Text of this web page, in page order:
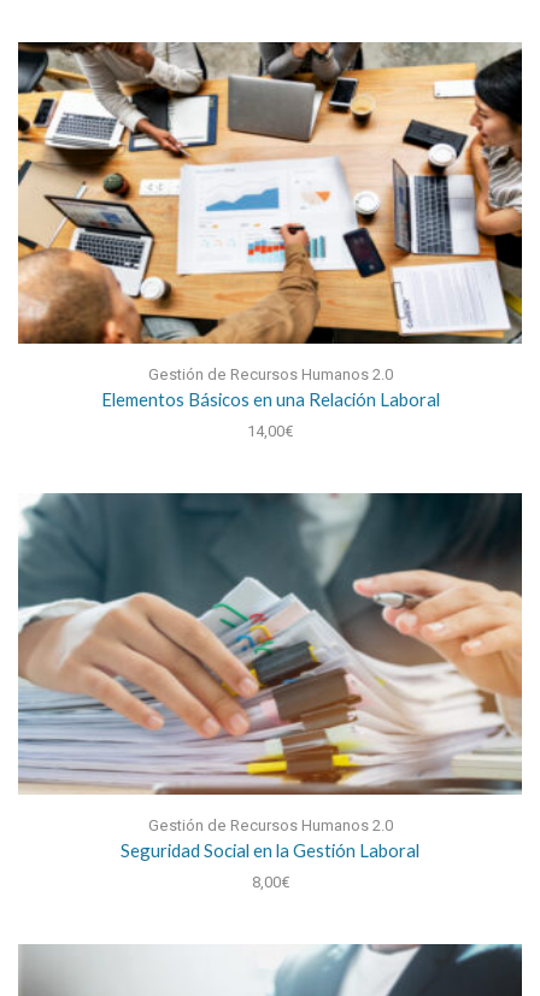
Gestión de Recursos Humanos 2.0
Elementos Básicos en una Relación Laboral
14,00€
Gestión de Recursos Humanos 2.0
Seguridad Social en la Gestión Laboral
8,00€